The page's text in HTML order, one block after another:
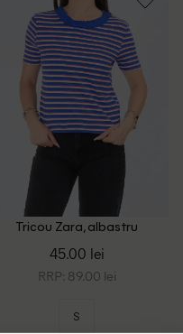
Tricou Zara, albastru
45.00 lei
RRP: 89.00 lei
S